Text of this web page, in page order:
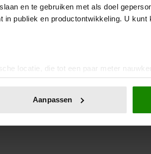
en te gebruiken met als doel
in publiek en productontwikkeling. U
locatie, die tot een paar meter
scannen op specifieke eigenschappen
in de Cookieverklaring.
te personaliseren, om functies voor
informatie over uw gebruik van onze site
Aanpassen